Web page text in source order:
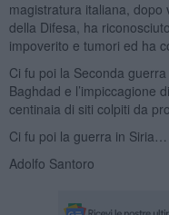
magistratura italiana, dopo
della Difesa, ha
impoverito e tumori ed ha
Ci fu poi la Seconda
Baghdad e l’impiccagione
centinaia di siti colpiti da
Ci fu poi la guerra in Siria…
Adolfo Santoro